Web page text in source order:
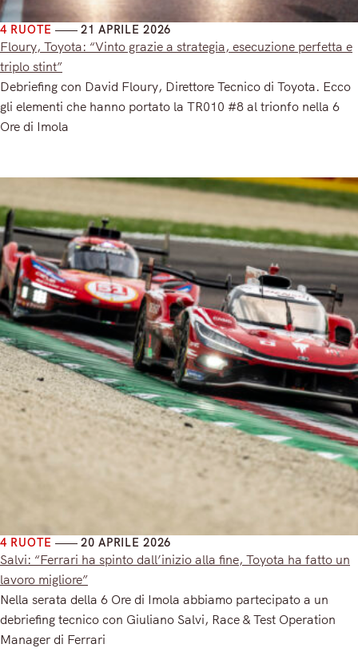
4 RUOTE 21 APRILE 2026
Floury, Toyota: “Vinto grazie a strategia, esecuzione perfetta e
triplo stint”
Debriefing con David Floury, Direttore Tecnico di Toyota. Ecco
gli elementi che hanno portato la TR010 #8 al trionfo nella 6
Ore di Imola
4 RUOTE 20 APRILE 2026
Salvi: “Ferrari ha spinto dall’inizio alla fine, Toyota ha fatto un
lavoro migliore”
Nella serata della 6 Ore di Imola abbiamo partecipato a un
debriefing tecnico con Giuliano Salvi, Race & Test Operation
Manager di Ferrari